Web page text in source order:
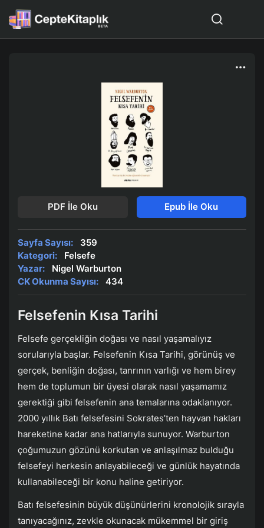
PDF İle Oku Epub İle Oku
Sayfa Sayısı:
359
Kategori:
Felsefe
Yazar:
Nigel Warburton
CK Okunma Sayısı:
434
Felsefenin Kısa Tarihi
Felsefe gerçekliğin doğası ve nasıl yaşamalıyız
sorularıyla başlar. Felsefenin Kısa Tarihi, görünüş ve
gerçek, benliğin doğası, tanrının varlığı ve hem birey
hem de toplumun bir üyesi olarak nasıl yaşamamız
gerektiği gibi felsefenin ana temalarına odaklanıyor.
2000 yıllık Batı felsefesini Sokrates’ten hayvan hakları
hareketine kadar ana hatlarıyla sunuyor. Warburton
çoğumuzun gözünü korkutan ve anlaşılmaz bulduğu
felsefeyi herkesin anlayabileceği ve günlük hayatında
kullanabileceği bir konu haline getiriyor.
Batı felsefesinin büyük düşünürlerini kronolojik sırayla
tanıyacağınız, zevkle okunacak mükemmel bir giriş